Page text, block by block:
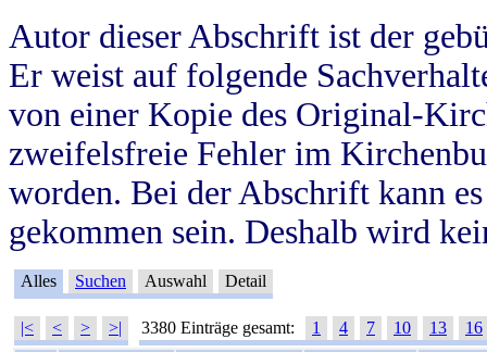
Autor dieser Abschrift ist der
Er weist auf folgende
von einer Kopie des Original-
zweifelsfreie Fehler im
worden. Bei der Abschrift kann
gekommen sein. Deshalb wird
Alles Suchen Auswahl Detail
|< < > >| 3380 Einträge gesamt: 1 4 7 10 13
16